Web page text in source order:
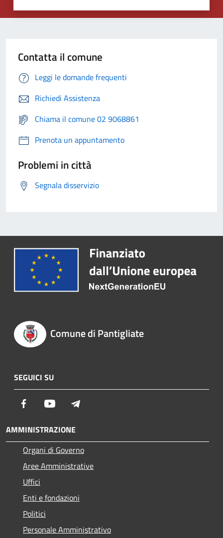
Contatta il comune
Leggi le domande frequenti
Richiedi Assistenza
Chiama il comune 02 9068861
Prenota un appuntamento
Problemi in città
Segnala disservizio
Comune di Pantigliate
SEGUICI SU
Facebook Youtube
AMMINISTRAZIONE
Organi di Governo
Aree Amministrative
Uffici
Enti e fondazioni
Politici
Personale Amministrativo